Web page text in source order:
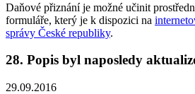
Daňové přiznání je možné učinit
formuláře, který je k dispozici na
správy České republiky.
28. Popis byl naposledy
29.09.2016